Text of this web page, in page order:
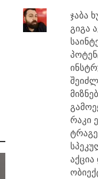
ჯაბა
გიგა
რაკი